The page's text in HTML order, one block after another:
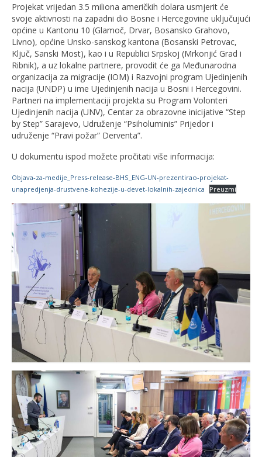
Projekat vrijedan 3.5 miliona američkih dolara usmjerit će
svoje aktivnosti na zapadni dio Bosne i Hercegovine uključujući
općine u Kantonu 10 (Glamoč, Drvar, Bosansko Grahovo,
Livno), općine Unsko-sanskog kantona (Bosanski Petrovac,
Ključ, Sanski Most), kao i u Republici Srpskoj (Mrkonjić Grad i
Ribnik), a uz lokalne partnere, provodit će ga Međunarodna
organizacija za migracije (IOM) i Razvojni program Ujedinjenih
nacija (UNDP) u ime Ujedinjenih nacija u Bosni i Hercegovini.
Partneri na implementaciji projekta su Program Volonteri
Ujedinjenih nacija (UNV), Centar za obrazovne inicijative “Step
by Step” Sarajevo, Udruženje “Psiholuminis” Prijedor i
udruženje “Pravi požar” Derventa”.
U dokumentu ispod možete pročitati više informacija:
Objava-za-medije_Press-release-BHS_ENG-UN-prezentirao-projekat-
unapredjenja-drustvene-kohezije-u-devet-lokalnih-zajednica
Preuzmi